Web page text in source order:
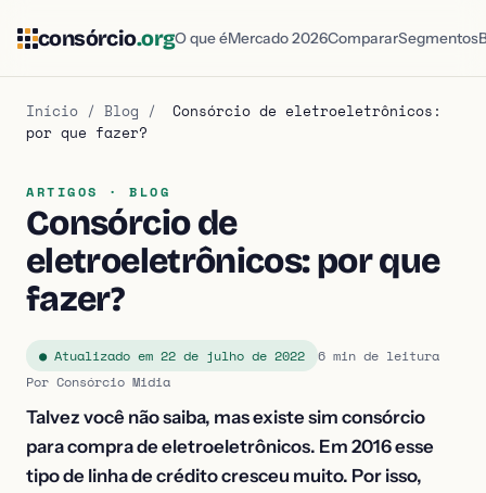
consórcio.orgO que éMercado 2026CompararSegmentos
Início / Blog /
Consórcio de eletroeletrônicos:
por que fazer?
ARTIGOS · BLOG
Consórcio de
eletroeletrônicos: por que
fazer?
● Atualizado em 22 de julho de 2022
6 min de leitura
Por Consórcio Midia
Talvez você não saiba, mas existe sim consórcio
para compra de eletroeletrônicos. Em 2016 esse
tipo de linha de crédito cresceu muito. Por isso,